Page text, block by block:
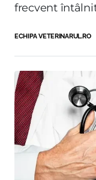
frecvent
ECHIPA VETERINARUL.RO